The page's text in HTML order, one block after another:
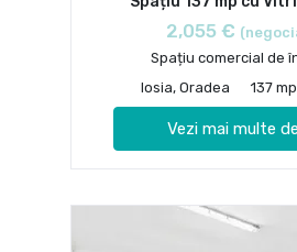
2,055 €
Spațiu comercial de
Iosia, Oradea
137 mp
Vezi mai multe